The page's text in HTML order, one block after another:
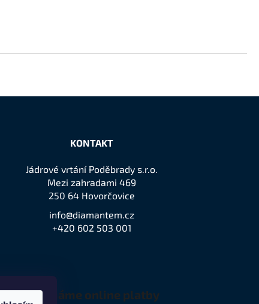
KONTAKT
Jádrové vrtání Poděbrady s.r.o.
Mezi zahradami 469
250 64 Hovorčovice
info@diamantem.cz
+420 602 503 001
Přijímáme online platby